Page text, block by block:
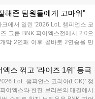
인기를 끌고 있다....
해준 팀원들에게 고마워"
에서 열린 '2026 LoL 챔피언스 코
그룹 BNK 피어엑스전에서 2:0으
막 2연패 이후 곧바로 2연승을 만
대감을 올렸다. 다음은 이날 데뷔
스 꺾고 '라이즈 1위' 등극
LoL 챔피언스 코리아(LCK)' 정
어엑스와 한진 브리온의 대결에서